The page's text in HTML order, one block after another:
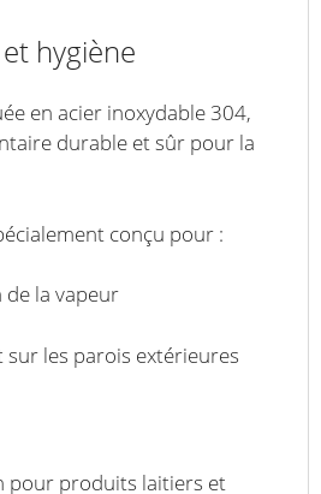
hygiène
en acier inoxydable 304,
durable et sûr pour la
conçu pour :
de la vapeur
sur les parois extérieures
pour produits laitiers et